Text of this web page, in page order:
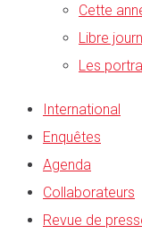
Cette
Libre
Les
International
Enquêtes
Agenda
Collaborateurs
Revue de